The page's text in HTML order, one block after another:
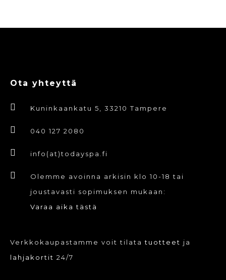
Ota yhteyttä
Kuninkaankatu 5, 33210 Tampere
040 127 2080
info(at)todayspa.fi
Olemme avoinna arkisin klo 10-18 tai
joustavasti sopimuksen mukaan:
Varaa aika tästä
Verkkokaupastamme voit tilatatuotteet ja
lahjakortit 24/7